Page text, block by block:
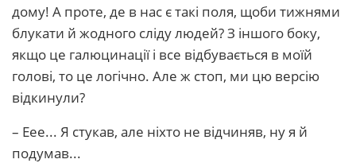
дому! А проте, де в нас є такі поля, щоби тижнями
блукати й жодного сліду людей? З іншого боку,
якщо це галюцинації і все відбувається в моїй
голові, то це логічно. Але ж стоп, ми цю версію
відкинули?
– Еее... Я стукав, але ніхто не відчиняв, ну я й
подумав...